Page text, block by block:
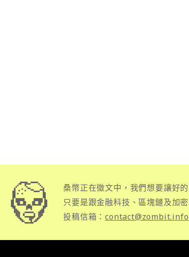
桑幣正在徵文中，我們想要讓好
只要是跟金融科技、區塊鏈及加
投稿信箱：contact@zombit.info